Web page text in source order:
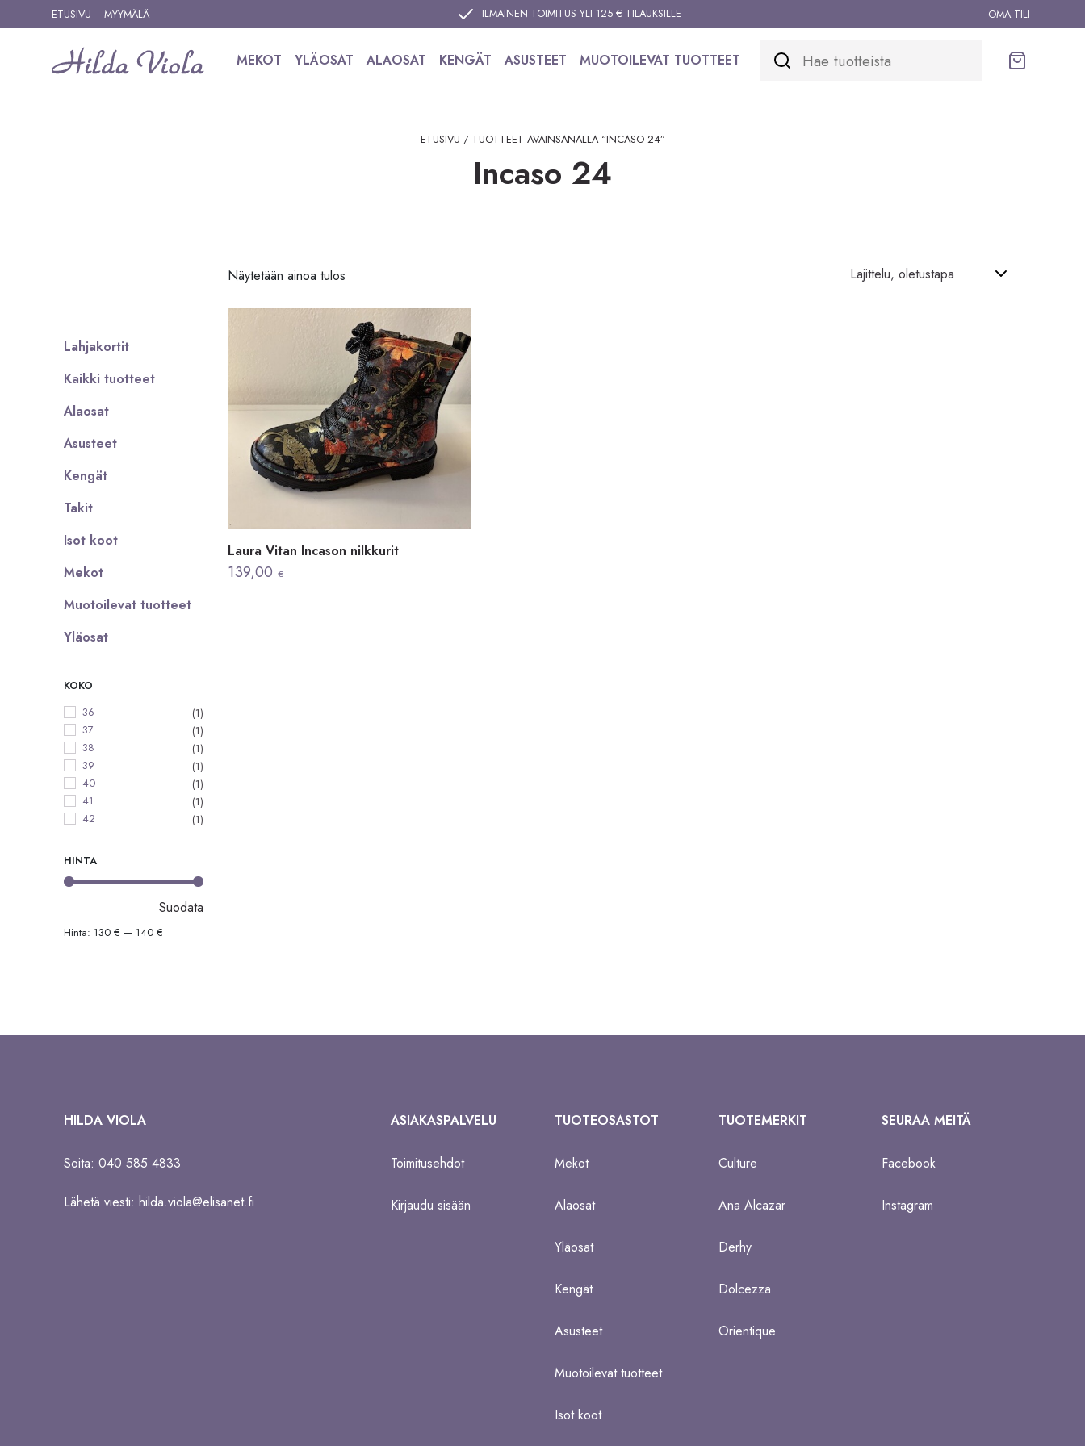
Siirry sisältöön
ETUSIVU MYYMÄLÄ ILMAINEN TOIMITUS YLI 125 € TILAUKSILLE OMA TILI
MEKOT YLÄOSAT ALAOSAT KENGÄT ASUSTEET MUOTOILEVAT TUOTTEET Ostoskori
ETUSIVU / TUOTTEET AVAINSANALLA “INCASO 24”
Incaso 24
Lahjakortit
Kaikki tuotteet
Alaosat
Asusteet
Kengät
Takit
Isot koot
Mekot
Muotoilevat tuotteet
Yläosat
KOKO
36
(1)
37
(1)
38
(1)
39
(1)
40
(1)
41
(1)
42
(1)
HINTA
Minimihinta
Maksimihinta
Suodata
Hinta: 130 € — 140 €
Näytetään ainoa tulos
Laura Vitan Incason nilkkurit
139,00 €
HILDA VIOLA
Soita: 040 585 4833
Lähetä viesti: hilda.viola@elisanet.fi
ASIAKASPALVELU
Toimitusehdot
Kirjaudu sisään
TUOTEOSASTOT
Mekot
Alaosat
Yläosat
Kengät
Asusteet
Muotoilevat tuotteet
Isot koot
TUOTEMERKIT
Culture
Ana Alcazar
Derhy
Dolcezza
Orientique
SEURAA MEITÄ
Facebook
Instagram